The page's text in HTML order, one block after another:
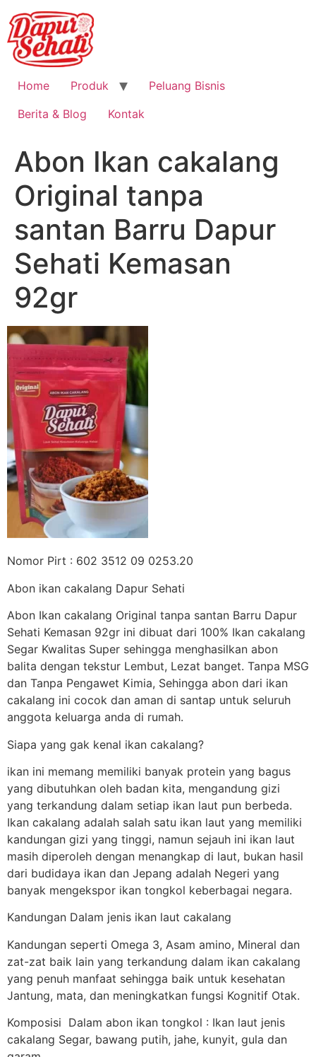
Home Produk
Peluang Bisnis
Berita & Blog
Kontak
Abon Ikan cakalang
Original tanpa
santan Barru Dapur
Sehati Kemasan
92gr
Nomor Pirt : 602 3512 09 0253.20
Abon ikan cakalang Dapur Sehati
Abon Ikan cakalang Original tanpa santan Barru Dapur
Sehati Kemasan 92gr ini dibuat dari 100% Ikan cakalang
Segar Kwalitas Super sehingga menghasilkan abon
balita dengan tekstur Lembut, Lezat banget. Tanpa MSG
dan Tanpa Pengawet Kimia, Sehingga abon dari ikan
cakalang ini cocok dan aman di santap untuk seluruh
anggota keluarga anda di rumah.
Siapa yang gak kenal ikan cakalang?
ikan ini memang memiliki banyak protein yang bagus
yang dibutuhkan oleh badan kita, mengandung gizi
yang terkandung dalam setiap ikan laut pun berbeda.
Ikan cakalang adalah salah satu ikan laut yang memiliki
kandungan gizi yang tinggi, namun sejauh ini ikan laut
masih diperoleh dengan menangkap di laut, bukan hasil
dari budidaya ikan dan Jepang adalah Negeri yang
banyak mengekspor ikan tongkol keberbagai negara.
Kandungan Dalam jenis ikan laut cakalang
Kandungan seperti Omega 3, Asam amino, Mineral dan
zat-zat baik lain yang terkandung dalam ikan cakalang
yang penuh manfaat sehingga baik untuk kesehatan
Jantung, mata, dan meningkatkan fungsi Kognitif Otak.
Komposisi Dalam abon ikan tongkol : Ikan laut jenis
cakalang Segar, bawang putih, jahe, kunyit, gula dan